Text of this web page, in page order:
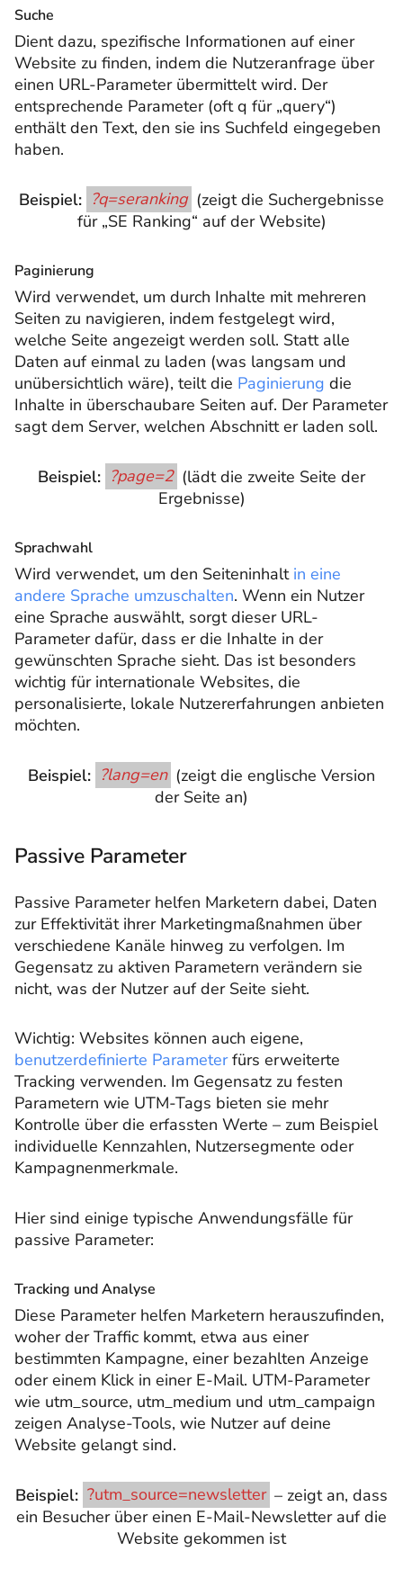
Suche
Dient dazu, spezifische Informationen auf einer
Website zu finden, indem die Nutzeranfrage über
einen URL-Parameter übermittelt wird. Der
entsprechende Parameter (oft q für „query“)
enthält den Text, den sie ins Suchfeld eingegeben
haben.
Beispiel: ?q=seranking (zeigt die Suchergebnisse
für „SE Ranking“ auf der Website)
Paginierung
Wird verwendet, um durch Inhalte mit mehreren
Seiten zu navigieren, indem festgelegt wird,
welche Seite angezeigt werden soll. Statt alle
Daten auf einmal zu laden (was langsam und
unübersichtlich wäre), teilt die Paginierung die
Inhalte in überschaubare Seiten auf. Der Parameter
sagt dem Server, welchen Abschnitt er laden soll.
Beispiel: ?page=2 (lädt die zweite Seite der
Ergebnisse)
Sprachwahl
Wird verwendet, um den Seiteninhalt in eine
andere Sprache umzuschalten. Wenn ein Nutzer
eine Sprache auswählt, sorgt dieser URL-
Parameter dafür, dass er die Inhalte in der
gewünschten Sprache sieht. Das ist besonders
wichtig für internationale Websites, die
personalisierte, lokale Nutzererfahrungen anbieten
möchten.
Beispiel: ?lang=en (zeigt die englische Version
der Seite an)
Passive Parameter
Passive Parameter helfen Marketern dabei, Daten
zur Effektivität ihrer Marketingmaßnahmen über
verschiedene Kanäle hinweg zu verfolgen. Im
Gegensatz zu aktiven Parametern verändern sie
nicht, was der Nutzer auf der Seite sieht.
Wichtig: Websites können auch eigene,
benutzerdefinierte Parameterfürs erweiterte
Tracking verwenden. Im Gegensatz zu festen
Parametern wie UTM-Tags bieten sie mehr
Kontrolle über die erfassten Werte – zum Beispiel
individuelle Kennzahlen, Nutzersegmente oder
Kampagnenmerkmale.
Hier sind einige typische Anwendungsfälle für
passive Parameter:
Tracking und Analyse
Diese Parameter helfen Marketern herauszufinden,
woher der Traffic kommt, etwa aus einer
bestimmten Kampagne, einer bezahlten Anzeige
oder einem Klick in einer E-Mail. UTM-Parameter
wie utm_source, utm_medium und utm_campaign
zeigen Analyse-Tools, wie Nutzer auf deine
Website gelangt sind.
Beispiel: ?utm_source=newsletter – zeigt an, dass
ein Besucher über einen E-Mail-Newsletter auf die
Website gekommen ist